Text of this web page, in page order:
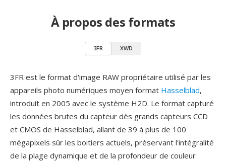
À propos des formats
3FR XWD
3FR est le format d'image RAW propriétaire utilisé par les
appareils photo numériques moyen format Hasselblad,
introduit en 2005 avec le système H2D. Le format capturé
les données brutes du capteur dès grands capteurs CCD
et CMOS de Hasselblad, allant de 39 à plus de 100
mégapixels sûr les boitiers actuels, préservant l'intégralité
de la plage dynamique et de la profondeur de couleur